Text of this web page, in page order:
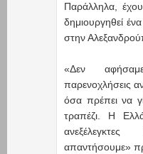
Παράλληλα,
δημιουργηθεί
στην
«Δεν
παρενοχλήσεις
όσα πρέπει να
τραπέζι. Η
απαντήσουμε»